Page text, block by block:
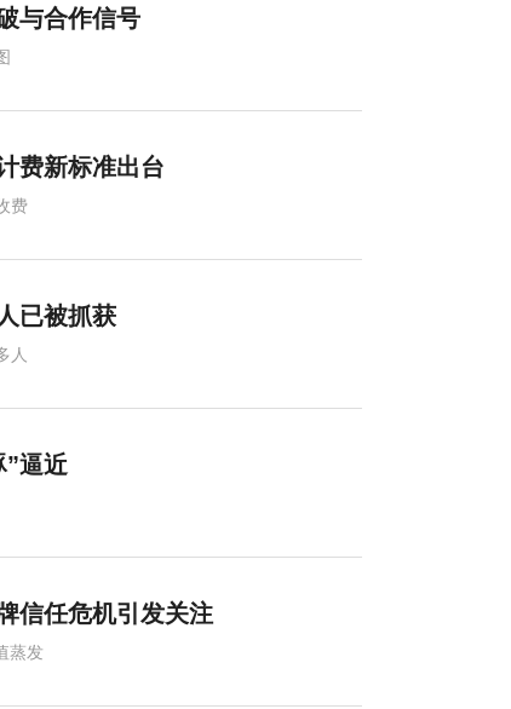
与合作信号
费新标准出台
费
已被抓获
人
逼近
信任危机引发关注
蒸发